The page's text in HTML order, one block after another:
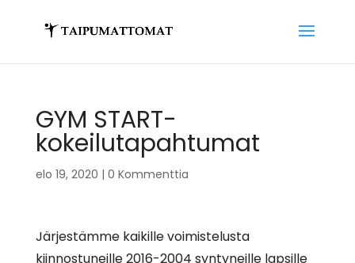
GYM START-
kokeilutapahtumat
elo 19, 2020 | 0 Kommenttia
Järjestämme kaikille voimistelusta
kiinnostuneille 2016-2004 syntyneille lapsille